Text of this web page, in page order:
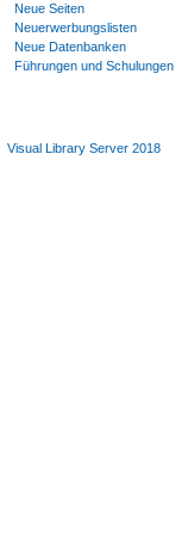
Neue Seiten
Neuerwerbungslisten
Neue Datenbanken
Führungen und Schulungen
Visual Library Server 2018